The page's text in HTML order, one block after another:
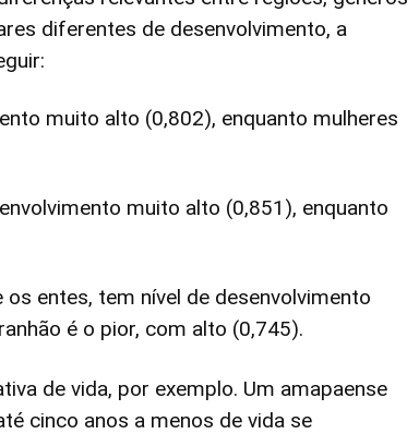
diferentes de desenvolvimento, a
muito alto (0,802), enquanto mulheres
muito alto (0,851), enquanto
entes, tem nível de desenvolvimento
é o pior, com alto (0,745).
de vida, por exemplo. Um amapaense
cinco anos a menos de vida se